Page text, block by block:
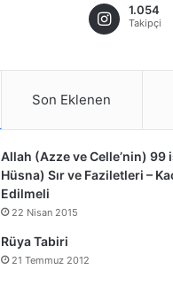
1.054
Takipçi
Son Eklenen
Allah (Azze ve Celle’nin) 99
Hüsna) Sır ve Faziletleri –
Edilmeli
22 Nisan 2015
Rüya Tabiri
21 Temmuz 2012